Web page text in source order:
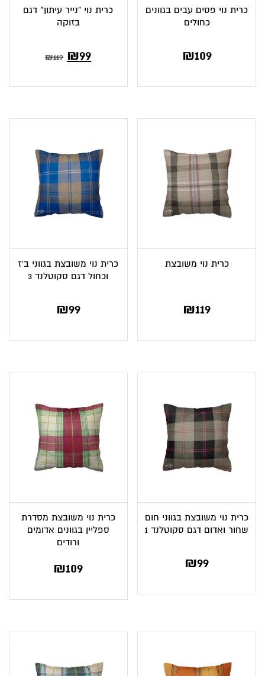
כרית נוי פסים עבים בגוונים
כחולים
₪109
כרית נוי “נייר עיתון” דגם
בזוקה
₪119 ₪99
כרית נוי משובצת
₪119
כרית נוי משובצת בגווני ב’ז
וכחול דגם סקוטלנד 3
₪99
כרית נוי משובצת בגווני חום
שחור ואדום דגם סקוטלנד 1
₪99
כרית נוי משובצת מסדרת
ספליין בגוונים אדומים
ורודים
₪109